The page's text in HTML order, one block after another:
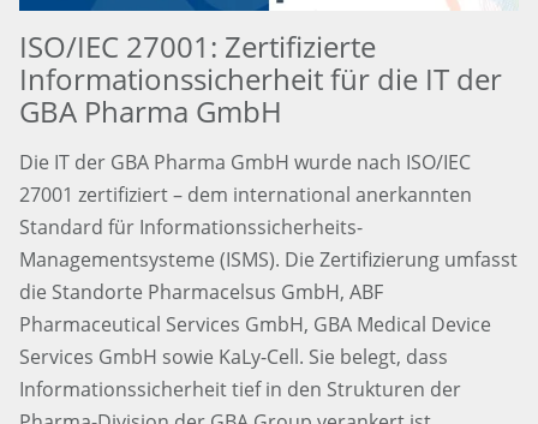
ISO/IEC 27001: Zertifizierte
Informationssicherheit für die IT der
GBA Pharma GmbH
Die IT der GBA Pharma GmbH wurde nach ISO/IEC
27001 zertifiziert – dem international anerkannten
Standard für Informationssicherheits-
Managementsysteme (ISMS). Die Zertifizierung umfasst
die Standorte Pharmacelsus GmbH, ABF
Pharmaceutical Services GmbH, GBA Medical Device
Services GmbH sowie KaLy-Cell. Sie belegt, dass
Informationssicherheit tief in den Strukturen der